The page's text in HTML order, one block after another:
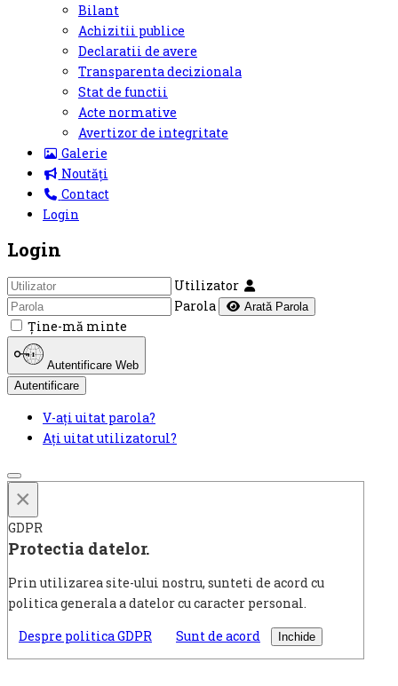
Bilant
Achizitii publice
Declaratii de avere
Transparenta decizionala
Stat de functii
Acte normative
Avertizor de integritate
Galerie
Noutăți
Contact
Login
Login
Utilizator
Parola
Arată Parola
Ţine-mă minte
Autentificare Web
Autentificare
V-ați uitat parola?
Ați uitat utilizatorul?
×
GDPR
Protectia datelor.
Prin utilizarea site-ului nostru, sunteti de acord cu
politica generala a datelor cu caracter personal.
Despre politica GDPR
Sunt de acord Inchide